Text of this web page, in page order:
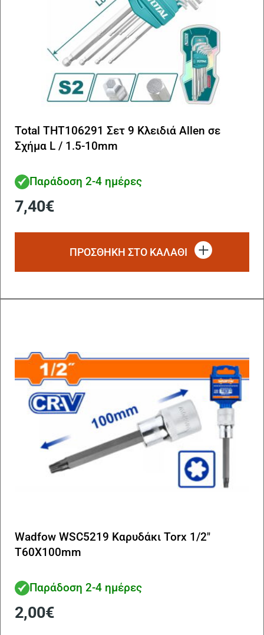
Total THT106291 Σετ 9 Κλειδιά Allen σε
Σχήμα L / 1.5-10mm
Παράδοση 2-4 ημέρες
7,40€
ΠΡΟΣΘΗΚΗ ΣΤΟ ΚΑΛΑΘΙ
Wadfow WSC5219 Καρυδάκι Torx 1/2″
T60Χ100mm
Παράδοση 2-4 ημέρες
2,00€